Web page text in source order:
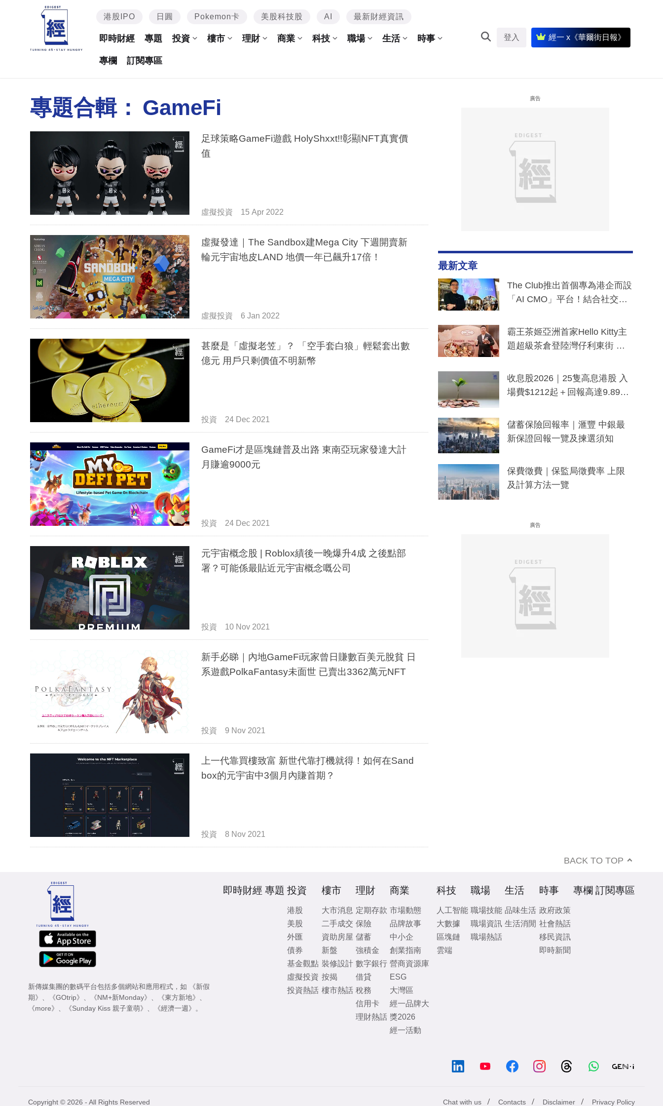
港股IPO 日圓 Pokemon卡 美股科技股 AI 最新財經資訊
即時財經 專題 投資 樓市 理財 商業 科技 職場 生活 時事
專欄 訂閱專區
登入 經一 x《華爾街日報》
專題合輯： GameFi
足球策略GameFi遊戲 HolyShxxt!!彰顯NFT真實價
值
虛擬投資 15 Apr 2022
虛擬發達｜The Sandbox建Mega City 下週開賣新
輪元宇宙地皮LAND 地價一年已飆升17倍！
虛擬投資 6 Jan 2022
甚麼是「虛擬老笠」？ 「空手套白狼」輕鬆套出數
億元 用戶只剩價值不明新幣
投資 24 Dec 2021
GameFi才是區塊鏈普及出路 東南亞玩家發達大計
月賺逾9000元
投資 24 Dec 2021
元宇宙概念股 | Roblox績後一晚爆升4成 之後點部
署？可能係最貼近元宇宙概念嘅公司
投資 10 Nov 2021
新手必睇｜內地GameFi玩家曾日賺數百美元脫貧 日
系遊戲PolkaFantasy未面世 已賣出3362萬元NFT
投資 9 Nov 2021
上一代靠買樓致富 新世代靠打機就得！如何在Sand
box的元宇宙中3個月內賺首期？
投資 8 Nov 2021
廣告
最新文章
The Club推出首個專為港企而設
「AI CMO」平台！結合社交聆
分鐘生成「貼地」宣傳短片
霸王茶姬亞洲首家Hello Kitty主
題超級茶倉登陸灣仔利東街 推
y及香港限定特調系列
收息股2026｜25隻高息港股 入
場費$1212起＋回報高達9.89
儲蓄保險回報率｜滙豐 中銀最
新保證回報一覽及揀選須知
保費徵費｜保監局徵費率 上限
及計算方法一覽
廣告
BACK TO TOP
新傳媒集團的數碼平台包括多個網站和應用程式，如
《新假
期》
《GOtrip》 《NM+新Monday》 《東方新地》
《more》
《Sunday Kiss 親子童萌》 《經濟一週》 。
即時財經 專題 投資
港股
美股
外匯
債券
基金觀點
虛擬投資
投資熱話
樓市
大市消息
二手成交
資助房屋
新盤
裝修設計
按揭
樓市熱話
理財
定期存款
保險
儲蓄
強積金
數字銀行
借貸
稅務
信用卡
理財熱話
商業
市場動態
品牌故事
中小企
創業指南
營商資源庫
ESG
大灣區
經一品牌大
獎2026
經一活動
科技
人工智能
大數據
區塊鏈
雲端
職場
職場技能
職場資訊
職場熱話
生活
品味生活
生活消閒
時事
政府政策
社會熱話
移民資訊
即時新聞
專欄 訂閱專區
Chat with us / Contacts / Disclaimer / Privacy Policy
Copyright © 2026 - All Rights Reserved